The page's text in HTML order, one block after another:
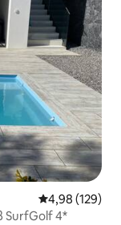
4,98 (129)
SurfGolf 4*